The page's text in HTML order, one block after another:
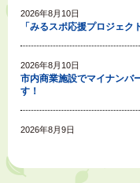
2026年8月10日
「みるスポ応援プロジェク
2026年8月10日
市内商業施設でマイナンバ
す！
2026年8月9日
令和８年度公民館等（大東